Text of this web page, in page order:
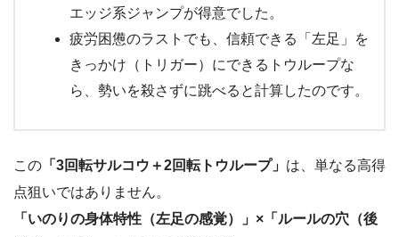
エッジ系ジャンプが得意でした。
疲労困憊のラストでも、信頼できる「左足」を
きっかけ（トリガー）にできるトウループな
ら、勢いを殺さずに跳べると計算したのです。
この 「3回転サルコウ＋2回転トウループ」 は、単なる高得
点狙いではありません。
「いのりの身体特性（左足の感覚）」×「ルールの穴（後